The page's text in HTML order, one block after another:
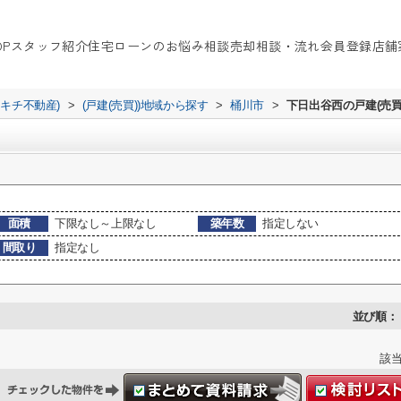
スタッフ紹介住宅ローンのお悩み相談売却相談・流れ会員登録店
チ不動産) > (戸建(売買))地域から探す > 桶川市 > 下日出谷西の戸建(売
面積 下限なし～上限なし 築年数
指定しない
間取り
指定なし
並び順：
該